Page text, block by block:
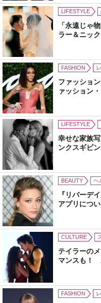
LIFESTYLE
「永遠じゃ
ラー＆ニッ
FASHION
ファッショ
ァッション
LIFESTYLE
幸せな家族
ンクスギビ
BEAUTY ヘ
『リバーデ
アプリにつ
CULTURE
テイラーの
マンスも！
FASHION